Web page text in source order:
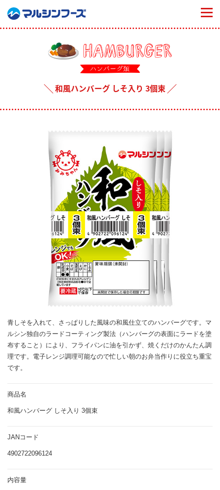
和風ハンバーグ しそ入り 3個束
青しそを入れて、さっぱりした風味の和風仕立てのハンバーグです。マ
ルシン独自のラードコーティング製法（ハンバーグの表面にラードを塗
布すること）により、フライパンに油を引かず、焼くだけのかんたん調
理です。電子レンジ調理可能なので忙しい朝のお弁当作りに役立ち重宝
です。
商品名
和風ハンバーグ しそ入り 3個束
JANコード
4902722096124
内容量